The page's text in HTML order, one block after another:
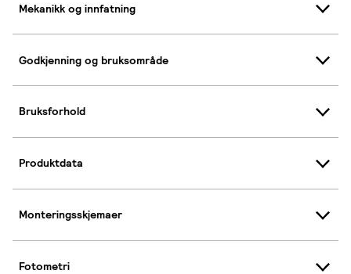
Mekanikk og innfatning
Godkjenning og bruksområde
Bruksforhold
Produktdata
Monteringsskjemaer
Fotometri